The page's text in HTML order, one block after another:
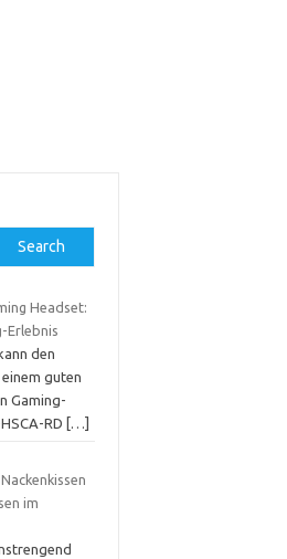
Search
Headset:
Erlebnis
den
guten
Gaming-
RD
[…]
im